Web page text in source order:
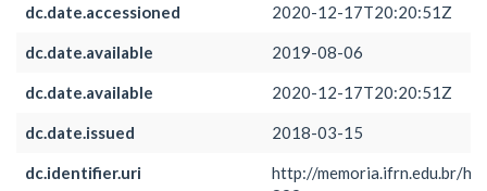
dc.date.accessioned 2020-12-17T20:20:51Z
dc.date.available 2019-08-06
dc.date.available 2020-12-17T20:20:51Z
dc.date.issued 2018-03-15
dc.identifier.uri
http://memoria.ifrn.edu.br/